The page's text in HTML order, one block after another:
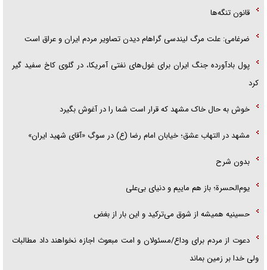
قانون تنگه‌ها
ضرغامی: علت مرگ لیندسی گراهام دیدن تصاویر مردم ایران و عراق است
پول بادآورده جنگ ایران برای غول‌های نفتی آمریکا، در گلوی کاخ سفید گیر
کرد
خوش به حال خاک مشهد که قرار است شما را در آغوش بگیرد
مشهد در التهاب عشق؛ خیابان امام رضا (ع) در سوگِ «آقای شهید ایران»
بدون شرح
یوم‌الحسرة؛ باز هم ماییم و دنیای بی‌علی
حسینیه همیشه از شوق می‌ترکید و این بار از بغض
دعوت از مردم برای وداع/مسئولان و امت مبعوث اجازه نخواهند داد مطالبات
ولی خدا بر زمین بماند